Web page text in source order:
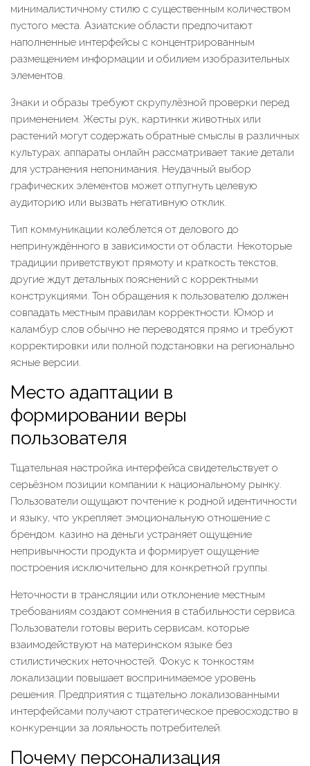
минималистичному стилю с существенным количеством
пустого места. Азиатские области предпочитают
наполненные интерфейсы с концентрированным
размещением информации и обилием изобразительных
элементов.
Знаки и образы требуют скрупулёзной проверки перед
применением. Жесты рук, картинки животных или
растений могут содержать обратные смыслы в различных
культурах. аппараты онлайн рассматривает такие детали
для устранения непонимания. Неудачный выбор
графических элементов может отпугнуть целевую
аудиторию или вызвать негативную отклик.
Тип коммуникации колеблется от делового до
непринуждённого в зависимости от области. Некоторые
традиции приветствуют прямоту и краткость текстов,
другие ждут детальных пояснений с корректными
конструкциями. Тон обращения к пользователю должен
совпадать местным правилам корректности. Юмор и
каламбур слов обычно не переводятся прямо и требуют
корректировки или полной подстановки на регионально
ясные версии.
Место адаптации в
формировании веры
пользователя
Тщательная настройка интерфейса свидетельствует о
серьёзном позиции компании к национальному рынку.
Пользователи ощущают почтение к родной идентичности
и языку, что укрепляет эмоциональную отношение с
брендом. казино на деньги устраняет ощущение
непривычности продукта и формирует ощущение
построения исключительно для конкретной группы.
Неточности в трансляции или отклонение местным
требованиям создают сомнения в стабильности сервиса.
Пользователи готовы верить сервисам, которые
взаимодействуют на материнском языке без
стилистических неточностей. Фокус к тонкостям
локализации повышает воспринимаемое уровень
решения. Предприятия с тщательно локализованными
интерфейсами получают стратегическое превосходство в
конкуренции за лояльность потребителей.
Почему персонализация